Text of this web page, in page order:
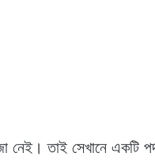
নেই। তাই সেখানে একটি